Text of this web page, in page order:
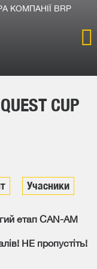
КОМПАНІЇ BRP
CUP
Учасники
етап CAN-AM
НЕ пропустіть!